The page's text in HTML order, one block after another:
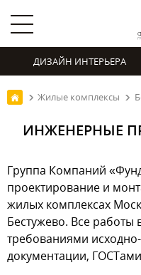
ДИЗАЙН ИНТЕРЬЕРА
Жилые комплексы
ИНЖЕНЕРНЫЕ
Группа Компаний
проектирование и
жилых комплексах
Бестужево. Все работы
требованиями
документации,